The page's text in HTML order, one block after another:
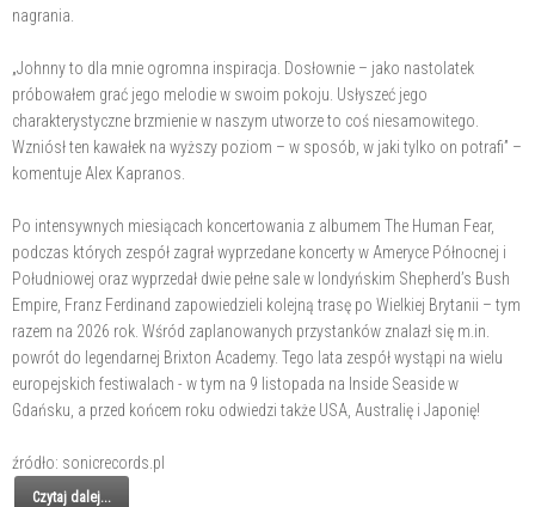
nagrania.
„Johnny to dla mnie ogromna inspiracja. Dosłownie – jako nastolatek
próbowałem grać jego melodie w swoim pokoju. Usłyszeć jego
charakterystyczne brzmienie w naszym utworze to coś niesamowitego.
Wzniósł ten kawałek na wyższy poziom – w sposób, w jaki tylko on potrafi” –
komentuje Alex Kapranos.
Po intensywnych miesiącach koncertowania z albumem The Human Fear,
podczas których zespół zagrał wyprzedane koncerty w Ameryce Północnej i
Południowej oraz wyprzedał dwie pełne sale w londyńskim Shepherd’s Bush
Empire, Franz Ferdinand zapowiedzieli kolejną trasę po Wielkiej Brytanii – tym
razem na 2026 rok. Wśród zaplanowanych przystanków znalazł się m.in.
powrót do legendarnej Brixton Academy. Tego lata zespół wystąpi na wielu
europejskich festiwalach - w tym na 9 listopada na Inside Seaside w
Gdańsku, a przed końcem roku odwiedzi także USA, Australię i Japonię!
źródło: sonicrecords.pl
Czytaj dalej...